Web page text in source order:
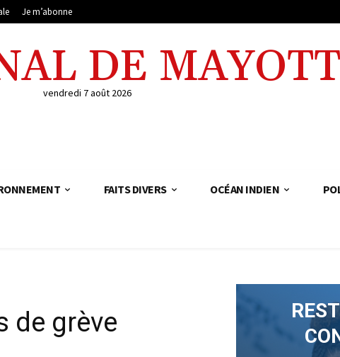
Je m’abonne
DE
vendredi 7 août 2026
FAITS DIVERS OCÉAN INDIEN
de grève